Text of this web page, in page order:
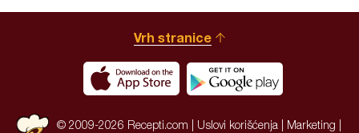
Vrh stranice
© 2009-2026 Recepti.com | Uslovi korišćenja Marketing